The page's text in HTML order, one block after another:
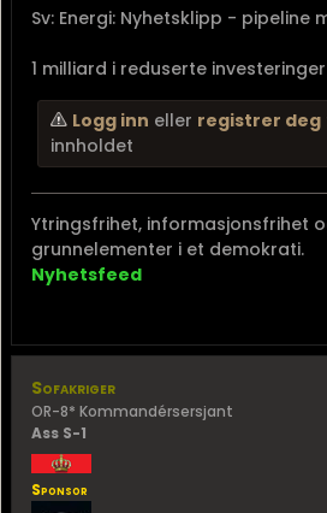
Sv: Energi: Nyhetsklipp - pipeline
1 milliard i reduserte investeringer
Logg inn eller registrer deg
innholdet
Ytringsfrihet, informasjonsfrihet
grunnelementer i et demokrati.
Nyhetsfeed
Sofakriger
OR-8* Kommandérsersjant
Ass S-1
Sponsor